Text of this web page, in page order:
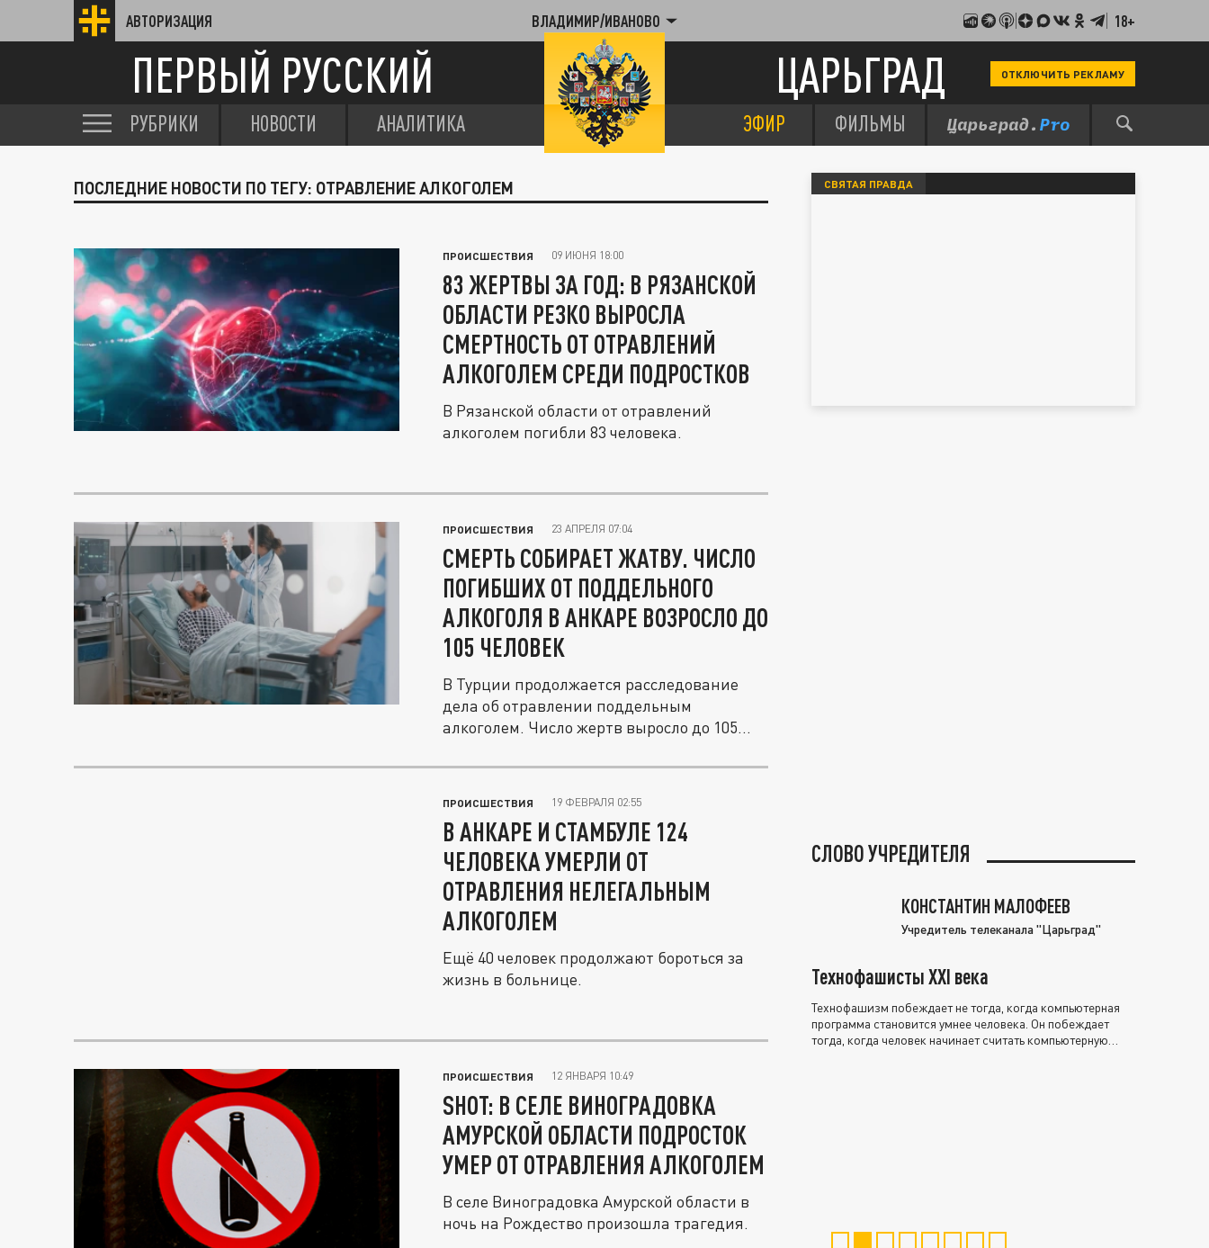
АВТОРИЗАЦИЯ ВЛАДИМИР/ИВАНОВО 18+
ПЕРВЫЙ РУССКИЙ ЦАРЬГРАД ОТКЛЮЧИТЬ РЕКЛАМУ
РУБРИКИ НОВОСТИ АНАЛИТИКА ЭФИР ФИЛЬМЫ
ПОСЛЕДНИЕ НОВОСТИ ПО ТЕГУ: ОТРАВЛЕНИЕ АЛКОГОЛЕМ
ПРОИСШЕСТВИЯ 09 ИЮНЯ 18:00
83 ЖЕРТВЫ ЗА ГОД: В РЯЗАНСКОЙ
ОБЛАСТИ РЕЗКО ВЫРОСЛА
СМЕРТНОСТЬ ОТ ОТРАВЛЕНИЙ
АЛКОГОЛЕМ СРЕДИ ПОДРОСТКОВ
В Рязанской области от отравлений
алкоголем погибли 83 человека.
ПРОИСШЕСТВИЯ 23 АПРЕЛЯ 07:04
СМЕРТЬ СОБИРАЕТ ЖАТВУ. ЧИСЛО
ПОГИБШИХ ОТ ПОДДЕЛЬНОГО
АЛКОГОЛЯ В АНКАРЕ ВОЗРОСЛО ДО
105 ЧЕЛОВЕК
В Турции продолжается расследование
дела об отравлении поддельным
алкоголем. Число жертв выросло до 105...
ПРОИСШЕСТВИЯ 19 ФЕВРАЛЯ 02:55
В АНКАРЕ И СТАМБУЛЕ 124
ЧЕЛОВЕКА УМЕРЛИ ОТ
ОТРАВЛЕНИЯ НЕЛЕГАЛЬНЫМ
АЛКОГОЛЕМ
Ещё 40 человек продолжают бороться за
жизнь в больнице.
ПРОИСШЕСТВИЯ 12 ЯНВАРЯ 10:49
SHOT: В СЕЛЕ ВИНОГРАДОВКА
АМУРСКОЙ ОБЛАСТИ ПОДРОСТОК
УМЕР ОТ ОТРАВЛЕНИЯ АЛКОГОЛЕМ
В селе Виноградовка Амурской области в
ночь на Рождество произошла трагедия.
СВЯТАЯ ПРАВДА
СЛОВО УЧРЕДИТЕЛЯ
КОНСТАНТИН МАЛОФЕЕВ
Учредитель телеканала "Царьград"
Технофашисты XXI века
Технофашизм побеждает не тогда, когда компьютерная
программа становится умнее человека. Он побеждает
тогда, когда человек начинает считать компьютерную